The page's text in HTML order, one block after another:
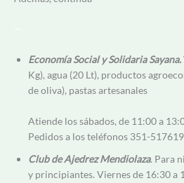
Economía Social y Solidaria Sayana.
Kg), agua (20 Lt), productos
de oliva), pastas artesanales
Atiende los sábados, de 11:00 a
Pedidos a los teléfonos 351-
Club de Ajedrez Mendiolaza. Para
y principiantes. Viernes de 16:30 a